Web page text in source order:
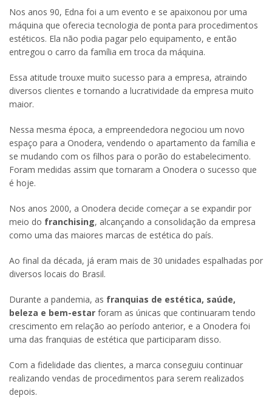
Nos anos 90, Edna foi a um evento e se apaixonou por uma
máquina que oferecia tecnologia de ponta para procedimentos
estéticos. Ela não podia pagar pelo equipamento, e então
entregou o carro da família em troca da máquina.
Essa atitude trouxe muito sucesso para a empresa, atraindo
diversos clientes e tornando a lucratividade da empresa muito
maior.
Nessa mesma época, a empreendedora negociou um novo
espaço para a Onodera, vendendo o apartamento da família e
se mudando com os filhos para o porão do estabelecimento.
Foram medidas assim que tornaram a Onodera o sucesso que
é hoje.
Nos anos 2000, a Onodera decide começar a se expandir por
meio do franchising, alcançando a consolidação da empresa
como uma das maiores marcas de estética do país.
Ao final da década, já eram mais de 30 unidades espalhadas por
diversos locais do Brasil.
Durante a pandemia, as franquias de estética, saúde,
beleza e bem-estar foram as únicas que continuaram tendo
crescimento em relação ao período anterior, e a Onodera foi
uma das franquias de estética que participaram disso.
Com a fidelidade das clientes, a marca conseguiu continuar
realizando vendas de procedimentos para serem realizados
depois.